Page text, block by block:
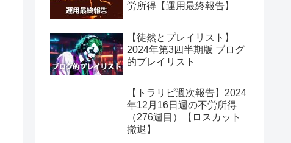
労所得【運用最終報告】
【徒然とプレイリスト】
2024年第3四半期版 ブログ
的プレイリスト
【トラリピ週次報告】2024
年12月16日週の不労所得
（276週目）【ロスカット
撤退】